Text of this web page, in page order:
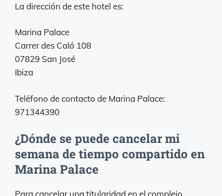
La dirección de este hotel es:
Marina Palace
Carrer des Caló 108
07829 San José
Ibiza
Teléfono de contacto de Marina Palace:
971344390
¿Dónde se puede cancelar mi
semana de tiempo compartido en
Marina Palace